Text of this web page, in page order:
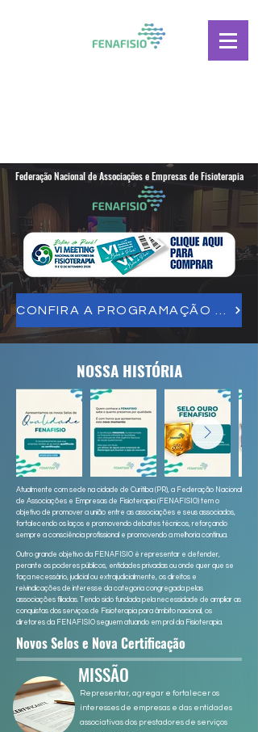
Federação Nacional de Associações e Empresas de Fisioterapia
NOSSA HISTÓRIA
Atualmente com sede na cidade de Curitiba (PR), a Federação Nacional
de Associações e Empresas de Fisioterapia (FENAFISIO) tem o
objetivo de promover a união entre as associações e seus associados,
fortalecendo os laços e promovendo debates técnicos, reforçando
sempre a consciência profissional e promovendo a melhoria contínua.
Outro grande objetivo da FENAFISIO é representar e defender,
perante os poderes públicos, entidades privadas ou onde quer que se
faça necessário, judicial ou extrajudicialmente, os direitos e
reivindicações de interesse da categoria congregada pelas
associações filiadas. Tendo sido fundada pela necessidade de ampliar as
conquistas dos serviços de Fisioterapia para âmbito nacional, os
diretores da FENAFISIO seguem atuando em prol da Fisioterapia.
Novos Selos e Nova Certificação
MISSÃO
Representar, agregar e fortalecer os
interesses de empresas e das entidades
associativas dos prestadores de serviços